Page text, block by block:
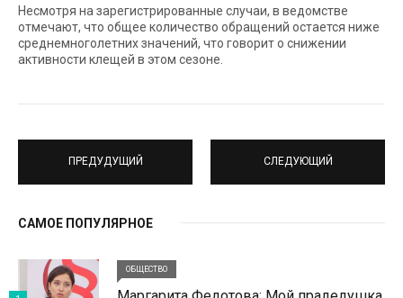
Несмотря на зарегистрированные случаи, в ведомстве
отмечают, что общее количество обращений остается ниже
среднемноголетних значений, что говорит о снижении
активности клещей в этом сезоне.
ПРЕДУДУЩИЙ СЛЕДУЮЩИЙ
САМОЕ ПОПУЛЯРНОЕ
ОБЩЕСТВО